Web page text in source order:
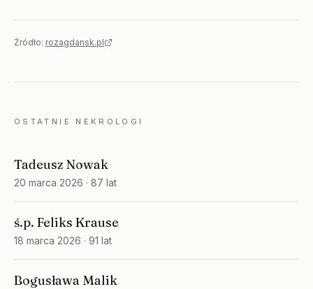
Źródło: rozagdansk.pl
OSTATNIE NEKROLOGI
Tadeusz Nowak
20 marca 2026 · 87 lat
ś.p. Feliks Krause
18 marca 2026 · 91 lat
Bogusława Malik